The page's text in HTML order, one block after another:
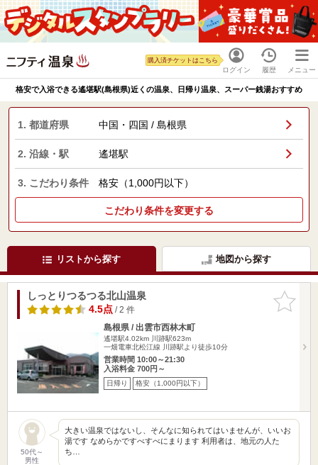
ログイン
購入済チケットはこちら
履歴 メニュー
格安で入浴できる遙堪駅(島根県)近くの温泉、日帰り温泉、スーパー銭湯おすすめ
1. 都道府県 中国・四国 / 島根県
2. 沿線・駅 遙堪駅
3. こだわり条件 格安（1,000円以下）
こだわり条件を変更する
リストから探す 地図から探す
お気に入
りに追加
しっとりつるつる北山温泉
4.5点/ 2 件
島根県 / 出雲市西林木町
遙堪駅4.02km
川跡駅623m
一畑電車北松江線 川跡駅より徒歩10分
営業時間 10:00～21:30
入浴料金 700円～
日帰り 格安（1,000円以下）
50代～
男性
大きい温泉ではないし、そんなに知られてはいませんが、いいお
湯です なめらかですべすべにまります 利用者は、地元の人た
ち…